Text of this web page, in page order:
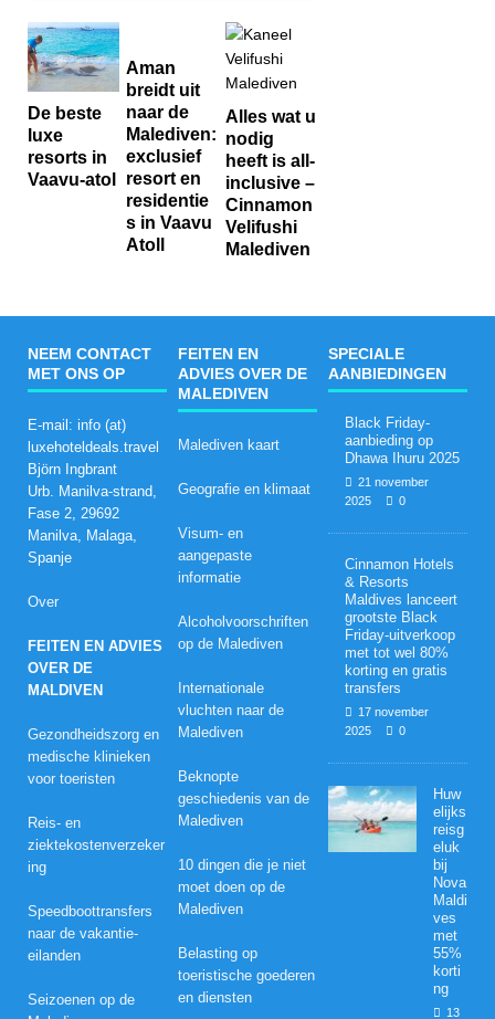
De beste
luxe
resorts in
Vaavu-atol
Aman
breidt uit
naar de
Malediven:
exclusief
resort en
residentie
s in Vaavu
Atoll
Alles wat u
nodig
heeft is all-
inclusive –
Cinnamon
Velifushi
Malediven
NEEM CONTACT
MET ONS OP
E-mail: info (at)
luxehoteldeals.travel
Björn Ingbrant
Urb. Manilva-strand,
Fase 2, 29692
Manilva, Malaga,
Spanje
Over
FEITEN EN ADVIES
OVER DE
MALDIVEN
Gezondheidszorg en
medische klinieken
voor toeristen
Reis- en
ziektekostenverzeker
ing
Speedboottransfers
naar de vakantie-
eilanden
Seizoenen op de
FEITEN EN
ADVIES OVER DE
MALEDIVEN
Malediven kaart
Geografie en klimaat
Visum- en
aangepaste
informatie
Alcoholvoorschriften
op de Malediven
Internationale
vluchten naar de
Malediven
Beknopte
geschiedenis van de
Malediven
10 dingen die je niet
moet doen op de
Malediven
Belasting op
toeristische goederen
en diensten
SPECIALE
AANBIEDINGEN
Black Friday-
aanbieding op
Dhawa Ihuru 2025
21 november
2025
0
Cinnamon Hotels
& Resorts
Maldives lanceert
grootste Black
Friday-uitverkoop
met tot wel 80%
korting en gratis
transfers
17 november
2025
0
Huw
elijks
reisg
eluk
bij
Nova
Maldi
ves
met
55%
korti
ng
13